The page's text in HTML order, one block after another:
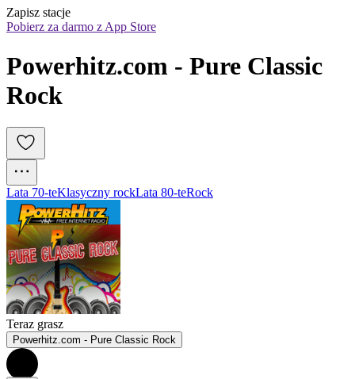
Zapisz stacje
Pobierz za darmo z App Store
Powerhitz.com - Pure Classic
Rock
Lata 70-teKlasyczny rockLata 80-teRock
Teraz grasz
Powerhitz.com - Pure Classic Rock